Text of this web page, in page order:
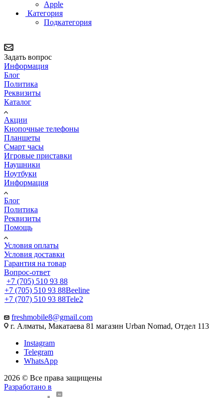
Apple
Категория
Подкатегория
Задать вопрос
Информация
Блог
Политика
Реквизиты
Каталог
Акции
Кнопочные телефоны
Планшеты
Смарт часы
Игровые приставки
Наушники
Ноутбуки
Информация
Блог
Политика
Реквизиты
Помощь
Условия оплаты
Условия доставки
Гарантия на товар
Вопрос-ответ
+7 (705) 510 93 88
+7 (705) 510 93 88Beeline
+7 (707) 510 93 88Tele2
freshmobile8@gmail.com
г. Алматы, Макатаева 81 магазин Urban Nomad, Отдел 113
Instagram
Telegram
WhatsApp
2026 © Все права защищены
Разработано в